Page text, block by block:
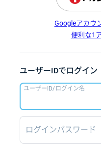
Googleアカウ
便利な1
ユーザーIDでログイン
ユーザーID/ログイン名
ログインパスワード